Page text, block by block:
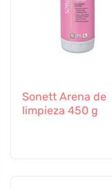
Sonett Arena de
limpieza 450 g